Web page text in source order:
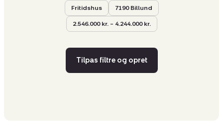
Fritidshus 7190 Billund
2.546.000 kr. – 4.244.000 kr.
Tilpas filtre og opret